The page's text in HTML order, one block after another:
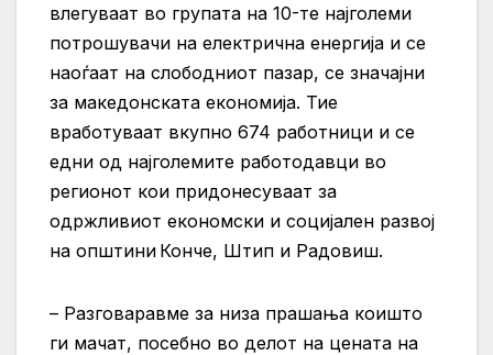
влегуваат во групата на 10-те најголеми
потрошувачи на електрична енергија и се
наоѓаат на слободниот пазар, се значајни
за македонската економија. Тие
вработуваат вкупно 674 работници и се
едни од најголемите работодавци во
регионот кои придонесуваат за
одржливиот економски и социјален развој
на општини Конче, Штип и Радовиш.
– Разговаравме за низа прашања коишто
ги мачат, посебно во делот на цената на